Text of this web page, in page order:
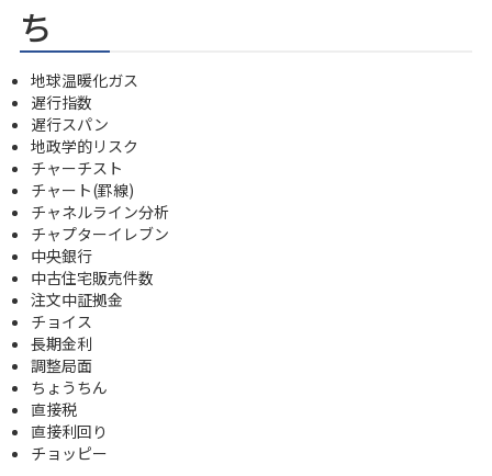
ち
地球温暖化ガス
遅行指数
遅行スパン
地政学的リスク
チャーチスト
チャート(罫線)
チャネルライン分析
チャプターイレブン
中央銀行
中古住宅販売件数
注文中証拠金
チョイス
長期金利
調整局面
ちょうちん
直接税
直接利回り
チョッピー